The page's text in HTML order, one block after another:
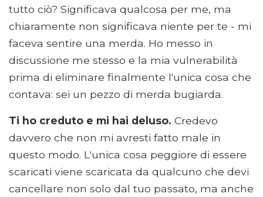
tutto ciò? Significava qualcosa per me, ma
chiaramente non significava niente per te - mi
faceva sentire una merda. Ho messo in
discussione me stesso e la mia vulnerabilità
prima di eliminare finalmente l'unica cosa che
contava: sei un pezzo di merda bugiarda.
Ti ho creduto e mi hai deluso. Credevo
davvero che non mi avresti fatto male in
questo modo. L'unica cosa peggiore di essere
scaricati viene scaricata da qualcuno che devi
cancellare non solo dal tuo passato, ma anche